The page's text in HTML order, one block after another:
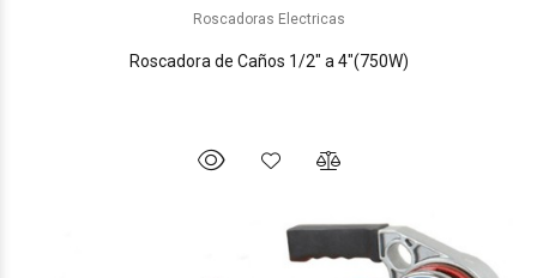
Roscadoras Electricas
Roscadora de Caños 1/2" a 4"(750W)